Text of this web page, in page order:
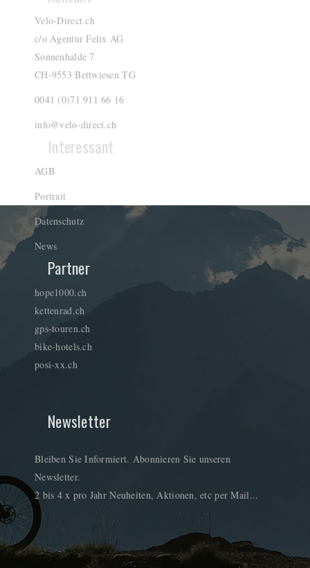
Velo-Direct.ch
c/o Agentur Felix AG
Sonnenhalde 7
CH-9553 Bettwiesen TG
0041 (0)71 911 66 16
info@velo-direct.ch
Interessant
AGB
Portrait
Datenschutz
News
Partner
hope1000.ch
kettenrad.ch
gps-touren.ch
bike-hotels.ch
posi-xx.ch
Newsletter
Bleiben Sie Informiert. Abonnieren Sie unseren
Newsletter.
2 bis 4 x pro Jahr Neuheiten, Aktionen, etc per Mail...